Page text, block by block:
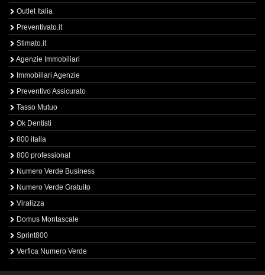
Outlet Italia
Preventivato.it
Stimato.it
Agenzie Immobiliari
Immobiliari Agenzie
Preventivo Assicurato
Tasso Mutuo
Ok Dentisti
800 italia
800 professional
Numero Verde Business
Numero Verde Gratuito
Viralizza
Domus Montascale
Sprint800
Verfica Numero Verde